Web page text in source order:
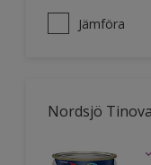
Jämföra
Nordsjö